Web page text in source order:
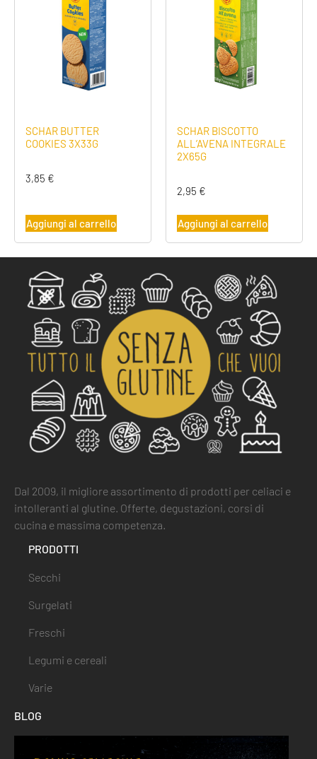
SCHAR BUTTER
COOKIES 3X33G
3,85 €
Aggiungi al carrello
SCHAR BISCOTTO
ALL’AVENA INTEGRALE
2X65G
2,95 €
Aggiungi al carrello
Dal 2009, il migliore assortimento di prodotti per celiaci e
intolleranti al glutine. Offerte, degustazioni, corsi di
cucina e massima competenza.
PRODOTTI
Secchi
Surgelati
Freschi
Legumi e cereali
Varie
BLOG